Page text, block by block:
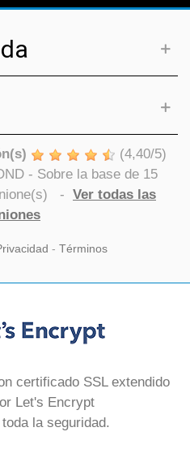
(4,40/5)
- Sobre la base de 15
- Ver todas las
- Términos
certificado SSL extendido
Let's Encrypt
la seguridad.